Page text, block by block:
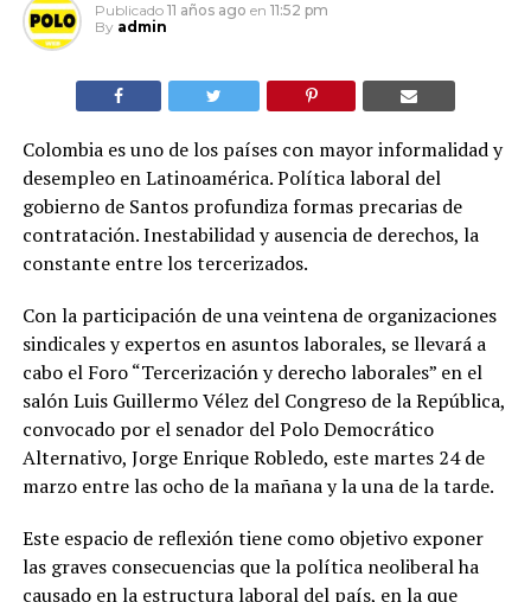
Publicado 11 años ago en 11:52 pm
By admin
Colombia es uno de los países con mayor informalidad y
desempleo en Latinoamérica. Política laboral del
gobierno de Santos profundiza formas precarias de
contratación. Inestabilidad y ausencia de derechos, la
constante entre los tercerizados.
Con la participación de una veintena de organizaciones
sindicales y expertos en asuntos laborales, se llevará a
cabo el Foro “Tercerización y derecho laborales” en el
salón Luis Guillermo Vélez del Congreso de la República,
convocado por el senador del Polo Democrático
Alternativo, Jorge Enrique Robledo, este martes 24 de
marzo entre las ocho de la mañana y la una de la tarde.
Este espacio de reflexión tiene como objetivo exponer
las graves consecuencias que la política neoliberal ha
causado en la estructura laboral del país, en la que